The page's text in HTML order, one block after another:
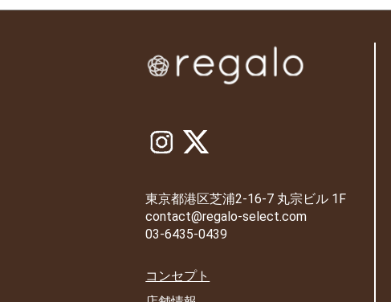
東京都港区芝浦2-16-7 丸宗ビル 1F
contact@regalo-select.com
03-6435-0439
コンセプト